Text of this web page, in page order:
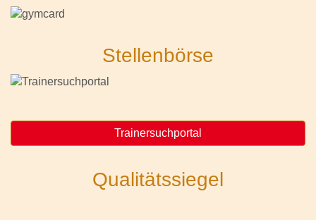
Stellenbörse
Trainersuchportal
Qualitätssiegel